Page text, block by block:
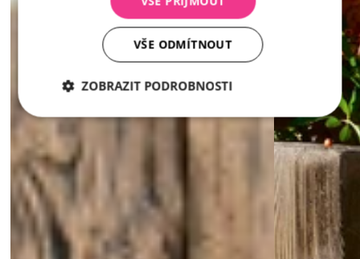
VŠE ODMÍTNOUT
ZOBRAZIT PODROBNOSTI
Nezbytně
soubory
Analytika Marketing